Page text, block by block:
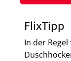
FlixTipp
In der